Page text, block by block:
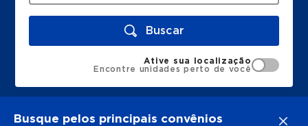
Buscar
Ative sua localização
Encontre unidades perto de você
Busque pelos principais convênios